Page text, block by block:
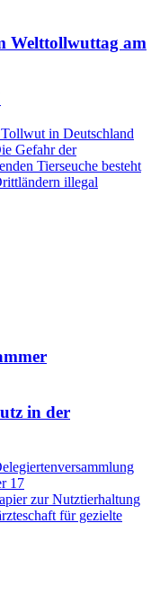
Welttollwuttag am
in Deutschland
Gefahr der
Tierseuche besteht
illegal
in der
17
zur Nutztierhaltung
für gezielte